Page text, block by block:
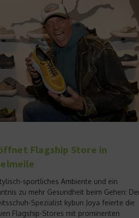
Flagship Store in
sportliches Ambiente und ein
zu mehr Gesundheit beim Gehen:
Spezialist kybun Joya feierte die
Flagship-Stores mit prominenten